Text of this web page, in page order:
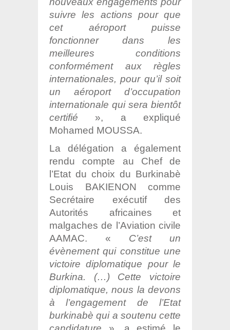
suivre les actions pour que
cet aéroport puisse
fonctionner dans les
meilleures conditions
conformément aux règles
internationales, pour qu’il soit
un aéroport d’occupation
internationale qui sera bientôt
certifié », a expliqué
Mohamed MOUSSA.
La délégation a également
rendu compte au Chef de
l’Etat du choix du Burkinabè
Louis BAKIENON comme
Secrétaire exécutif des
Autorités africaines et
malgaches de l’Aviation civile
AAMAC. « C’est un
évènement qui constitue une
victoire diplomatique pour le
Burkina. (…) Cette victoire
diplomatique, nous la devons
à l’engagement de l’Etat
burkinabè qui a soutenu cette